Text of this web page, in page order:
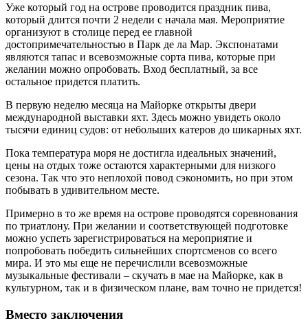
Уже который год на острове проводится праздник пива,
который длится почти 2 недели с начала мая. Мероприятие
организуют в столице перед ее главной
достопримечательностью в Парк де ла Мар. Экспонатами
являются тапас и всевозможные сорта пива, которые при
желании можно опробовать. Вход бесплатный, за все
остальное придется платить.
В первую неделю месяца на Майорке открыты двери
международной выставки яхт. Здесь можно увидеть около
тысячи единиц судов: от небольших катеров до шикарных яхт.
Пока температура моря не достигла идеальных значений,
цены на отдых тоже остаются характерными для низкого
сезона. Так что это неплохой повод сэкономить, но при этом
побывать в удивительном месте.
Примерно в то же время на острове проводятся соревнования
по триатлону. При желании и соответствующей подготовке
можно успеть зарегистрироваться на мероприятие и
попробовать победить сильнейших спортсменов со всего
мира. И это мы еще не перечислили всевозможные
музыкальные фестивали – скучать в мае на Майорке, как в
культурном, так и в физическом плане, вам точно не придется!
Вместо заключения